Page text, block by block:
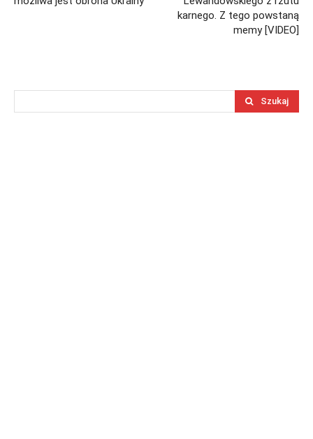
karnego. Z tego powstaną
memy [VIDEO]
Szukaj